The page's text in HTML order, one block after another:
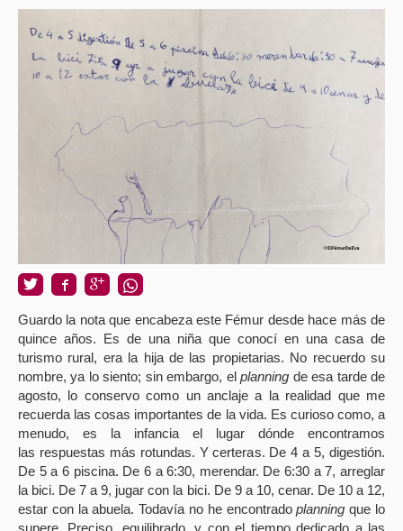
Guardo la nota que encabeza este Fémur desde hace más de
quince años. Es de una niña que conocí en una casa de
turismo rural, era la hija de las propietarias. No recuerdo su
nombre, ya lo siento; sin embargo, elplanning de esa tarde de
agosto, lo conservo como un anclaje a la realidad que me
recuerda las cosas importantes de la vida. Es curioso como, a
menudo, es la infancia el lugar dónde encontramos
las respuestas más rotundas. Y certeras. De 4 a 5, digestión.
De 5 a 6 piscina. De 6 a 6:30, merendar. De 6:30 a 7, arreglar
la bici. De 7 a 9, jugar con la bici. De 9 a 10, cenar. De 10 a 12,
estar con la abuela. Todavía no he encontradoplanning que lo